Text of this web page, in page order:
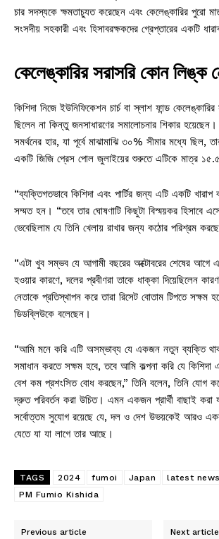
চার সদস্যকে ক্ষমতাচ্যুত করেছেন এবং কেলেঙ্কারির পুরো
সংসদীয় সহকারী এবং হিসাবরক্ষকদের গ্রেপ্তারের একটি
কেলেঙ্কারির সরাসরি কোন লিঙ্ক
কিশিদা নিজে ইউনিফিকেশন চার্চ বা স্লাশ ফান্ড
ছিলেন না কিন্তু জনসাধারণের সমালোচনার শিকার হয়েছেন।
সমর্থনের হার, যা পূর্বে মাঝামাঝি ৩০% সীমার মধ্যে ছিল,
একটি জিজি প্রেস পোল জুলাইয়ের শুরুতে এটিকে মাত্র
“ব্যক্তিগতভাবে কিশিদা এবং পার্টির জন্য এটি একটি খারাপ
সম্মত হন। “তবে তার ঘোষণাটি কিছুটা বিস্ময়কর হিসাবে
ভেবেছিলাম যে তিনি খেলায় রাখার জন্য কঠোর পরিশ্রম
“এটা খুব সম্ভব যে আগামী বছরের অক্টোবরের শেষের আগে
হওয়ার কারণে, দলের প্রবীণরা তাকে ধাক্কা দিয়েছিলেন
নেতাকে প্রতিস্থাপন করে তারা রিসেট বোতাম টিপতে সক্ষম
ডিডব্লিউকে বলেছেন।
“আমি মনে করি এটি অসম্ভাব্য যে একজন নতুন ব্যক্তি
সমাধান করতে সক্ষম হবে, তবে আমি কল্পনা করি যে কিশিদা এই
বেশ কম প্রশংসিত বোধ করছেন,” তিনি বলেন, তিনি যোগ
দ্রুত পরিবর্তন করা উচিত। এমন একজন প্রার্থী বাছাই করা
সর্বোত্তম সুযোগ রয়েছে যে, দল ও দেশ উভয়কেই আরও
যেতে যা যা লাগে তার আছে।
TAGS 2024 fumoi Japan
latest news
PM Fumio Kishida
Previous article Next article